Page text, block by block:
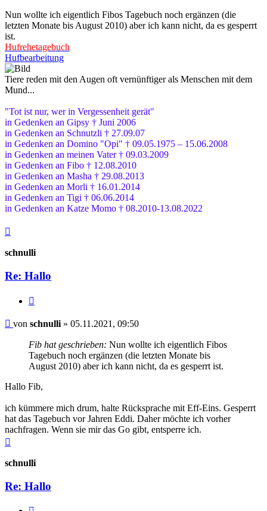
Nun wollte ich eigentlich Fibos Tagebuch noch ergänzen (die
letzten Monate bis August 2010) aber ich kann nicht, da es gesperrt
ist.
Hufrehetagebuch
Hufbearbeitung
Tiere reden mit den Augen oft vernünftiger als Menschen mit dem
Mund...
"Tot ist nur, wer in Vergessenheit gerät"
in Gedenken an Gipsy † Juni 2006
in Gedenken an Schnutzli † 27.09.07
in Gedenken an Domino "Opi" † 09.05.1975 – 15.06.2008
in Gedenken an meinen Vater † 09.03.2009
in Gedenken an Fibo † 12.08.2010
in Gedenken an Masha † 29.08.2013
in Gedenken an Morli † 16.01.2014
in Gedenken an Tigi † 06.06.2014
in Gedenken an Katze Momo † 08.2010-13.08.2022
schnulli
Re: Hallo
Beitrag
von schnulli » 05.11.2021, 09:50
Fib hat geschrieben: Nun wollte ich eigentlich Fibos
Tagebuch noch ergänzen (die letzten Monate bis
August 2010) aber ich kann nicht, da es gesperrt ist.
Hallo Fib,
ich kümmere mich drum, halte Rücksprache mit Eff-Eins. Gesperrt
hat das Tagebuch vor Jahren Eddi. Daher möchte ich vorher
nachfragen. Wenn sie mir das Go gibt, entsperre ich.
schnulli
Re: Hallo